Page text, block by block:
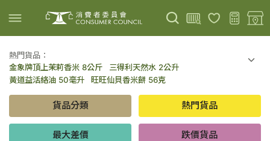
上載圖片 掃描條碼
熱門貨品：
金象牌頂上茉莉香米 8公斤
三得利天然水 2公升
黃道益活絡油 50毫升
旺旺仙貝香米餅 56克
百勝廚新加坡叻沙拉麵 144克
倍樂醇乳酪飲品 - 藍莓 65毫升 x 6
金象牌頂上茉莉香米 5公斤
低鹽/無鹽/低糖/無糖食品
貨品分類 熱門貨品
最大差價 跌價貨品